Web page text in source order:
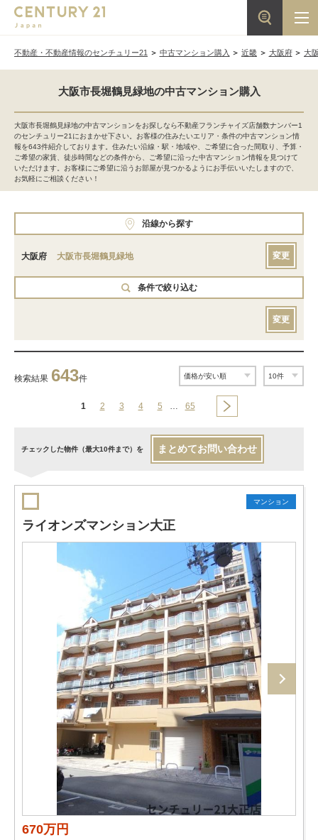
不動産・不動産情報のセンチュリー21 中古マンション購入 近畿 大阪府 大
大阪市長堀鶴見緑地の中古マンション購入
大阪市長堀鶴見緑地の中古マンションをお探しなら不動産フランチャイズ店舗数ナンバー1
のセンチュリー21におまかせ下さい。お客様の住みたいエリア・条件の中古マンション情
報を643件紹介しております。住みたい沿線・駅・地域や、ご希望に合った間取り、予算・
ご希望の家賃、徒歩時間などの条件から、ご希望に沿った中古マンション情報を見つけて
いただけます。お客様にご希望に沿うお部屋が見つかるようにお手伝いいたしますので、
お気軽にご相談ください！
沿線から探す
大阪府 大阪市長堀鶴見緑地 変更
条件で絞り込む
変更
検索結果 643件
1 2 3 4 5 … 65
チェックした物件（最大10件まで）を まとめてお問い合わせ
マンション
ライオンズマンション大正
670万円